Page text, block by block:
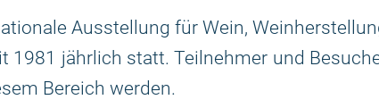
Ausstellung für Wein,
1981 jährlich statt. Teilnehmer und
Bereich werden.